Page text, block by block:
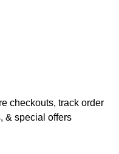
checkouts, track order
& special offers